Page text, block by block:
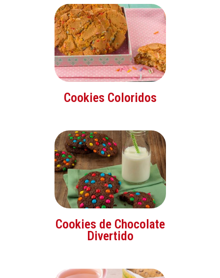
Cookies Coloridos
Cookies de Chocolate
Divertido